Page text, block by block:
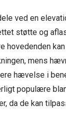
ved en
støtte og
hovedenden
mens
hævelse i
populære
da de kan